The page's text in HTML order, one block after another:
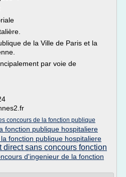
de la Ville de Paris et la
par voie de
concours de la fonction publique
fonction publique hospitaliere
fonction publique hospitaliere
direct sans concours fonction
d'ingenieur de la fonction